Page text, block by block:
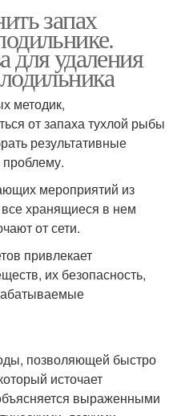
запах
для удаления
методик,
от запаха тухлой рыбы
результативные
мероприятий из
все хранящиеся в нем
от сети.
привлекает
их безопасность,
позволяющей быстро
источает
выраженными